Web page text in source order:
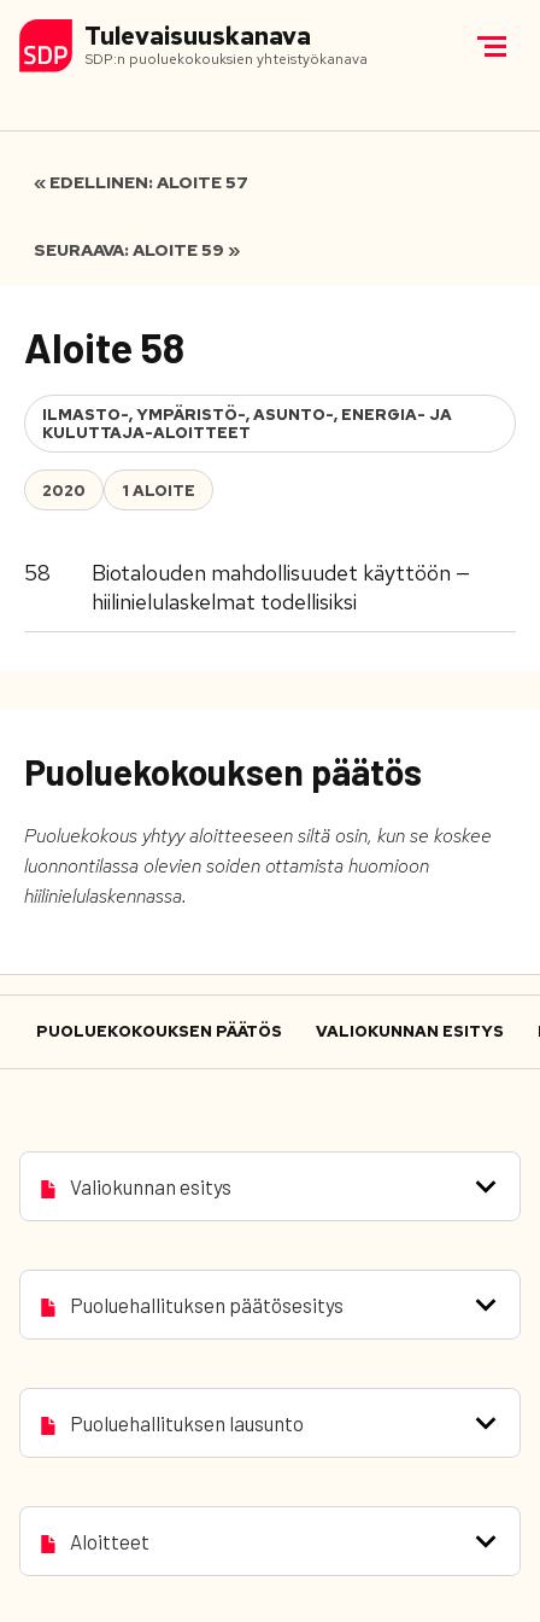
Tulevaisuuskanava
SDP:n puoluekokouksien yhteistyökanava
« EDELLINEN: ALOITE 57
SEURAAVA: ALOITE 59 »
Aloite 58
ILMASTO-, YMPÄRISTÖ-, ASUNTO-, ENERGIA- JA
KULUTTAJA-ALOITTEET
2020 1 ALOITE
58
Biotalouden mahdollisuudet käyttöön —
hiilinielulaskelmat todellisiksi
Puoluekokouksen päätös
Puoluekokous yhtyy aloitteeseen siltä osin, kun se koskee
luonnontilassa olevien soiden ottamista huomioon
hiilinielulaskennassa.
PUOLUEKOKOUKSEN PÄÄTÖS VALIOKUNNAN ESITYS
Valiokunnan esitys
Puoluehallituksen päätösesitys
Puoluehallituksen lausunto
Aloitteet